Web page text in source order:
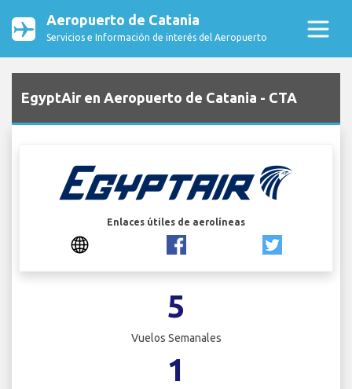
Aeropuerto de Catania
Servicios e Información de interés del Aeropuerto
EgyptAir en Aeropuerto de Catania - CTA
Enlaces útiles de aerolíneas
5
Vuelos Semanales
1